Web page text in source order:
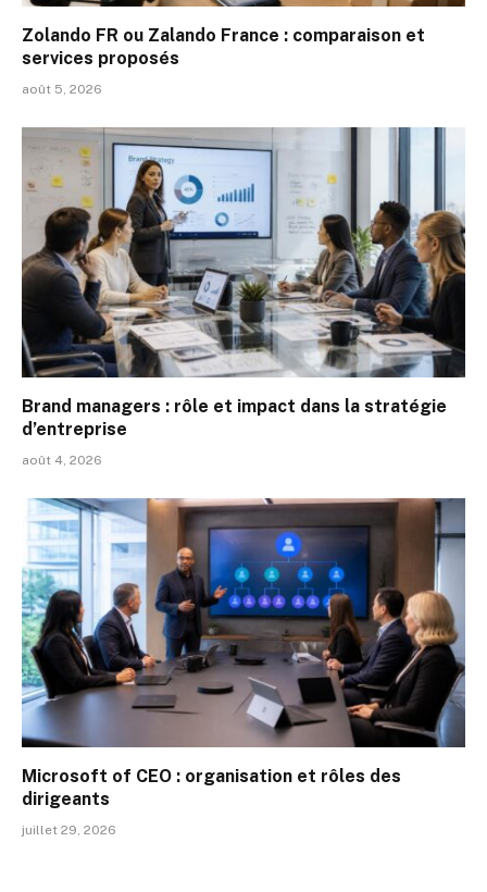
Zolando FR ou Zalando France : comparaison et
services proposés
août 5, 2026
Brand managers : rôle et impact dans la stratégie
d’entreprise
août 4, 2026
Microsoft of CEO : organisation et rôles des
dirigeants
juillet 29, 2026